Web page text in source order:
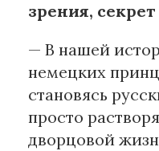
зрения,
— В нашей
немецких
становясь
просто
дворцовой